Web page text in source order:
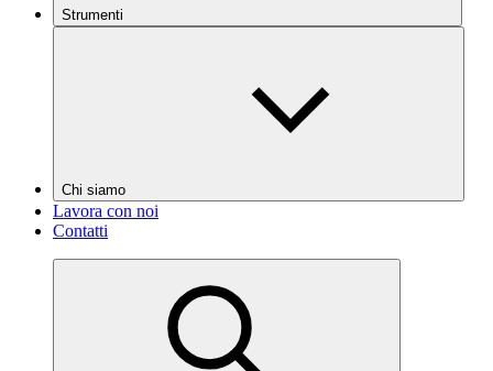
Strumenti
Chi siamo
Lavora con noi
Contatti